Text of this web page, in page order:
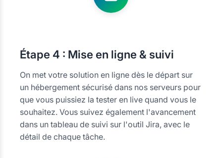
Étape 4 : Mise en ligne & suivi
On met votre solution en ligne dès le départ sur
un hébergement sécurisé dans nos serveurs pour
que vous puissiez la tester en live quand vous le
souhaitez. Vous suivez également l'avancement
dans un tableau de suivi sur l'outil Jira, avec le
détail de chaque tâche.